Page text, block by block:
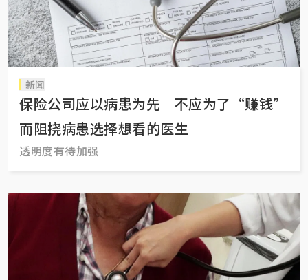
新闻
保险公司应以病患为先 不应为了“赚钱”
而阻挠病患选择想看的医生
透明度有待加强